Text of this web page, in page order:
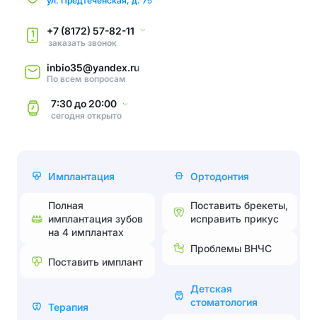
1 +7 (8172) 57-82-11
заказать звонок
inbio35@yandex.ru
По всем вопросам
7:30до20:00
сегодняоткрыто
Имплантация
Полная
имплантация зубов
на 4 имплантах
Поставить имплант
Терапия
Ортодонтия
Поставить брекеты,
исправить прикус
Проблемы ВНЧС
Детская
стоматология